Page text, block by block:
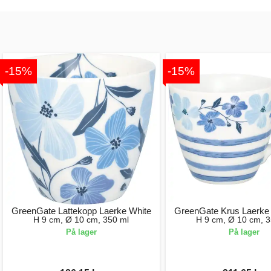
-15%
GreenGate Lattekopp Laerke White
H 9 cm, Ø 10 cm, 350 ml
På lager
-15%
GreenGate Krus Laerke
H 9 cm, Ø 10 cm,
På lager